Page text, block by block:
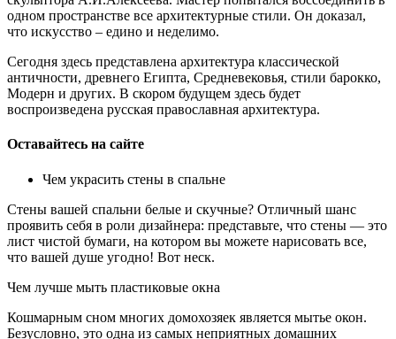
одном пространстве все архитектурные стили. Он доказал,
что искусство – едино и неделимо.
Сегодня здесь представлена архитектура классической
античности, древнего Египта, Средневековья, стили барокко,
Модерн и других. В скором будущем здесь будет
воспроизведена русская православная архитектура.
Оставайтесь на сайте
Чем украсить стены в спальне
Стены вашей спальни белые и скучные? Отличный шанс
проявить себя в роли дизайнера: представьте, что стены — это
лист чистой бумаги, на котором вы можете нарисовать все,
что вашей душе угодно! Вот неск.
Чем лучше мыть пластиковые окна
Кошмарным сном многих домохозяек является мытье окон.
Безусловно, это одна из самых неприятных домашних